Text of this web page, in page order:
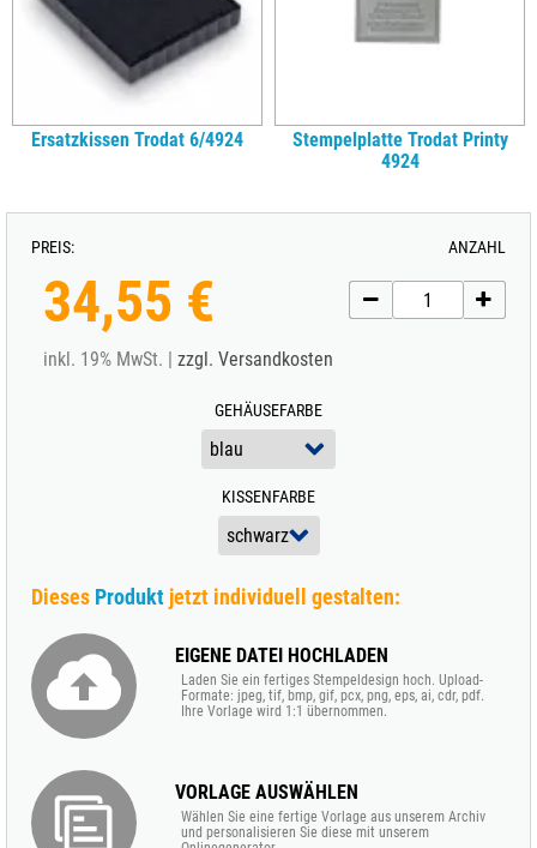
Ersatzkissen Trodat 6/4924
Stempelplatte Trodat Printy
4924
PREIS:
34,55 €
inkl. 19% MwSt. | zzgl. Versandkosten
GEHÄUSEFARBE
KISSENFARBE
ANZAHL
Dieses Produkt jetzt individuell gestalten:
EIGENE DATEI HOCHLADEN
Laden Sie ein fertiges Stempeldesign hoch. Upload-
Formate: jpeg, tif, bmp, gif, pcx, png, eps, ai, cdr, pdf.
Ihre Vorlage wird 1:1 übernommen.
VORLAGE AUSWÄHLEN
Wählen Sie eine fertige Vorlage aus unserem Archiv
und personalisieren Sie diese mit unserem